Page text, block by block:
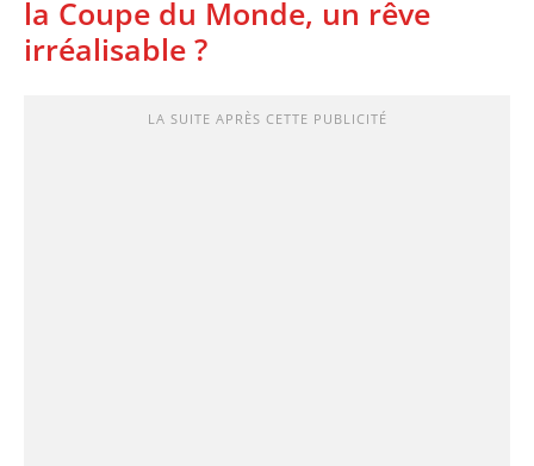
la Coupe du Monde, un rêve
irréalisable ?
LA SUITE APRÈS CETTE PUBLICITÉ